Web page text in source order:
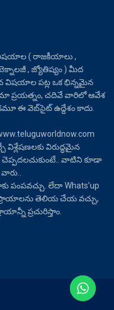
విషయాల ( రాజకీయాలు ,
టెక్నాలజీ , జ్యోతిష్యం ) మీద
విషయాల పట్ల ఒక భిన్నమైన
ప్రయత్నం, చదివే వారిలో ఆవేశ
ఈ వెబ్‌సైట్ ఉద్దేశం కాదు.
విశ్లేషణలకు విరుద్ధమైన
వాటిని కూడా
పంపవచ్చు. లేదా Whats’up
తెలియ చేయ వచ్చు,
ప్రచురిస్తాం.